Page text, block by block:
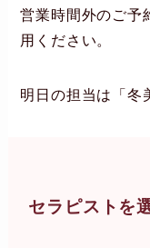
営業時間外のご予
用ください。
明日の担当は「冬
セラピストを